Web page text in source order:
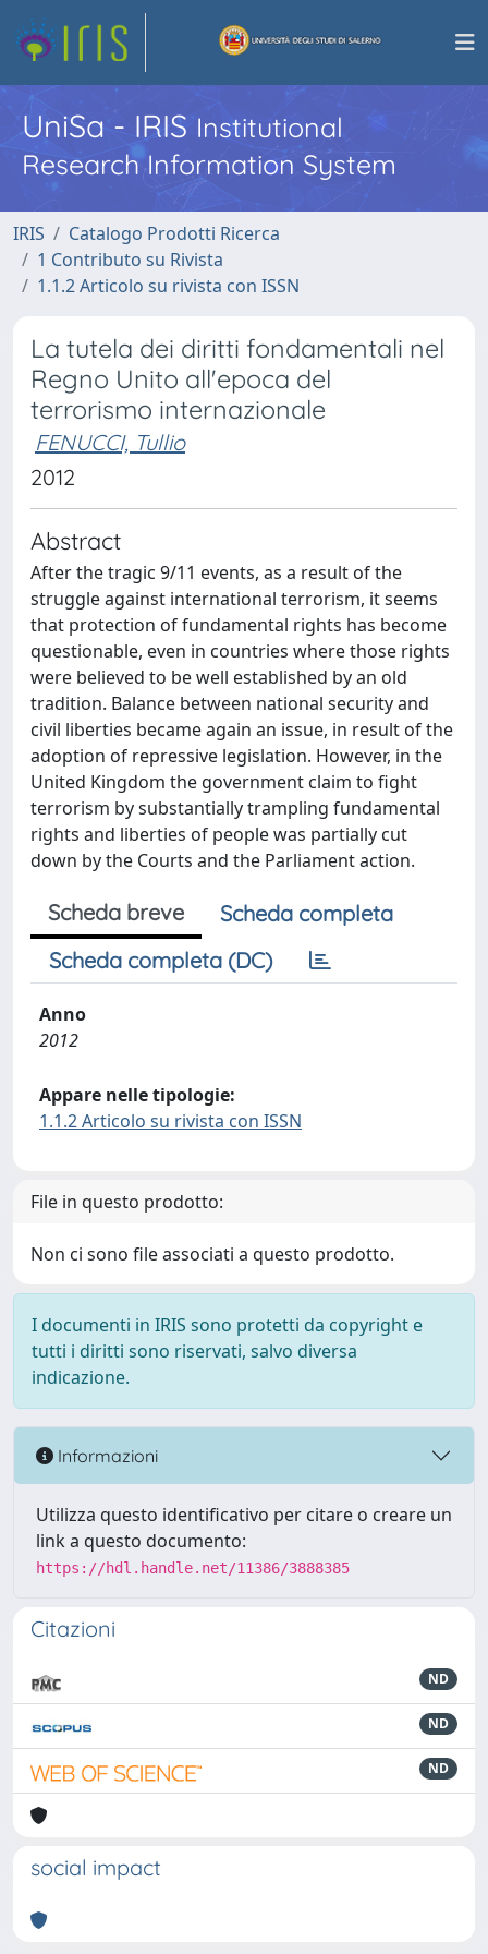
UniSa - IRISInstitutional
Research Information System
IRIS
Catalogo Prodotti Ricerca
1 Contributo su Rivista
1.1.2 Articolo su rivista con ISSN
La tutela dei diritti fondamentali nel
Regno Unito all'epoca del
terrorismo internazionale
FENUCCI, Tullio
2012
Abstract
After the tragic 9/11 events, as a result of the
struggle against international terrorism, it seems
that protection of fundamental rights has become
questionable, even in countries where those rights
were believed to be well established by an old
tradition. Balance between national security and
civil liberties became again an issue, in result of the
adoption of repressive legislation. However, in the
United Kingdom the government claim to fight
terrorism by substantially trampling fundamental
rights and liberties of people was partially cut
down by the Courts and the Parliament action.
Scheda breve
Scheda completa
Scheda completa (DC)
Anno
2012
Appare nelle tipologie:
1.1.2 Articolo su rivista con ISSN
File in questo prodotto:
Non ci sono file associati a questo prodotto.
I documenti in IRIS sono protetti da copyright e
tutti i diritti sono riservati, salvo diversa
indicazione.
Informazioni
Utilizza questo identificativo per citare o creare un
link a questo documento:
https://hdl.handle.net/11386/3888385
Citazioni
ND
ND
ND
social impact